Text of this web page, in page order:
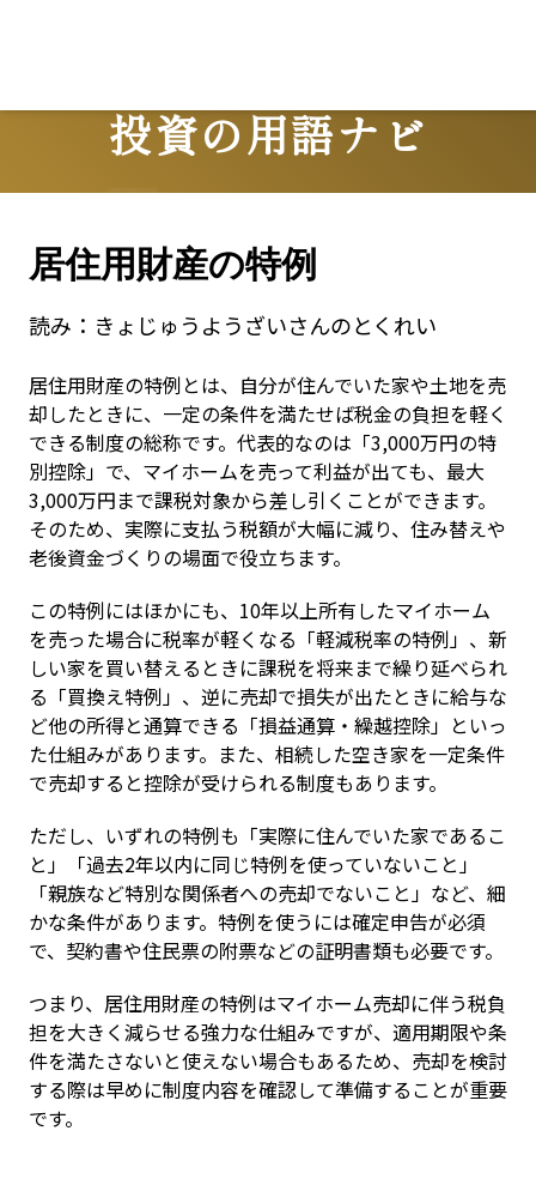
投資の用語ナビ
Terms
居住用財産の特例
読み： きょじゅうようざいさんのとくれい
居住用財産の特例とは、自分が住んでいた家や土地を売
却したときに、一定の条件を満たせば税金の負担を軽く
できる制度の総称です。代表的なのは「3,000万円の特
別控除」で、マイホームを売って利益が出ても、最大
3,000万円まで課税対象から差し引くことができます。
そのため、実際に支払う税額が大幅に減り、住み替えや
老後資金づくりの場面で役立ちます。
この特例にはほかにも、10年以上所有したマイホーム
を売った場合に税率が軽くなる「軽減税率の特例」、新
しい家を買い替えるときに課税を将来まで繰り延べられ
る「買換え特例」、逆に売却で損失が出たときに給与な
ど他の所得と通算できる「損益通算・繰越控除」といっ
た仕組みがあります。また、相続した空き家を一定条件
で売却すると控除が受けられる制度もあります。
ただし、いずれの特例も「実際に住んでいた家であるこ
と」「過去2年以内に同じ特例を使っていないこと」
「親族など特別な関係者への売却でないこと」など、細
かな条件があります。特例を使うには確定申告が必須
で、契約書や住民票の附票などの証明書類も必要です。
つまり、居住用財産の特例はマイホーム売却に伴う税負
担を大きく減らせる強力な仕組みですが、適用期限や条
件を満たさないと使えない場合もあるため、売却を検討
する際は早めに制度内容を確認して準備することが重要
です。